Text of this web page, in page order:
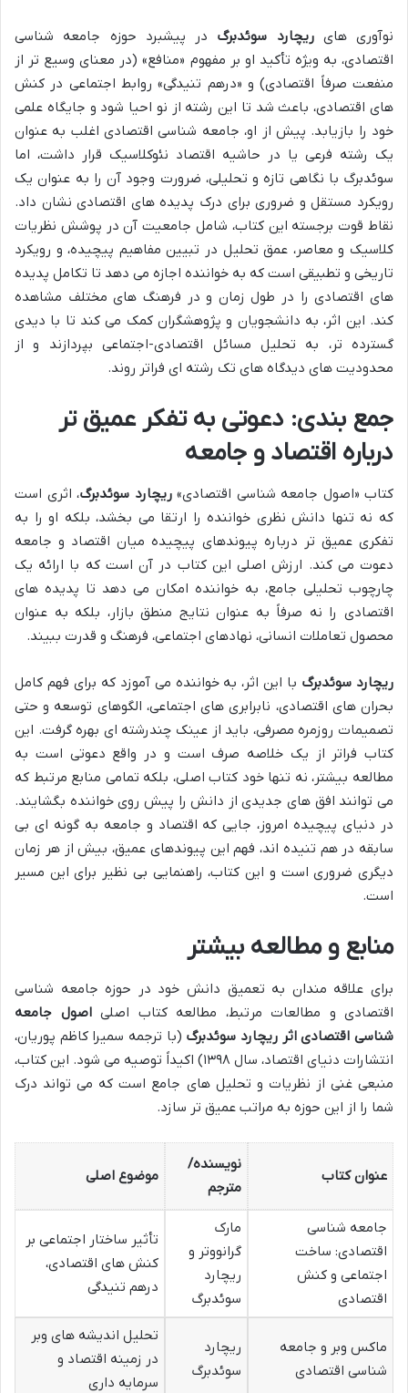
نوآوری هایریچارد سوئدبرگ در پیشبرد حوزه جامعه شناسی
اقتصادی، به ویژه تأکید او بر مفهوم «منافع» (در معنای وسیع تر از
منفعت صرفاً اقتصادی) و «درهم تنیدگی» روابط اجتماعی در کنش
های اقتصادی، باعث شد تا این رشته از نو احیا شود و جایگاه علمی
خود را بازیابد. پیش از او، جامعه شناسی اقتصادی اغلب به عنوان
یک رشته فرعی یا در حاشیه اقتصاد نئوکلاسیک قرار داشت، اما
سوئدبرگ با نگاهی تازه و تحلیلی، ضرورت وجود آن را به عنوان یک
رویکرد مستقل و ضروری برای درک پدیده های اقتصادی نشان داد.
نقاط قوت برجسته این کتاب، شامل جامعیت آن در پوشش نظریات
کلاسیک و معاصر، عمق تحلیل در تبیین مفاهیم پیچیده، و رویکرد
تاریخی و تطبیقی است که به خواننده اجازه می دهد تا تکامل پدیده
های اقتصادی را در طول زمان و در فرهنگ های مختلف مشاهده
کند. این اثر، به دانشجویان و پژوهشگران کمک می کند تا با دیدی
گسترده تر، به تحلیل مسائل اقتصادی-اجتماعی بپردازند و از
محدودیت های دیدگاه های تک رشته ای فراتر روند.
جمع بندی: دعوتی به تفکر عمیق تر
درباره اقتصاد و جامعه
کتاب «اصول جامعه شناسی اقتصادی»ریچارد سوئدبرگ، اثری است
که نه تنها دانش نظری خواننده را ارتقا می بخشد، بلکه او را به
تفکری عمیق تر درباره پیوندهای پیچیده میان اقتصاد و جامعه
دعوت می کند. ارزش اصلی این کتاب در آن است که با ارائه یک
چارچوب تحلیلی جامع، به خواننده امکان می دهد تا پدیده های
اقتصادی را نه صرفاً به عنوان نتایج منطق بازار، بلکه به عنوان
محصول تعاملات انسانی، نهادهای اجتماعی، فرهنگ و قدرت ببیند.
ریچارد سوئدبرگ با این اثر، به خواننده می آموزد که برای فهم کامل
بحران های اقتصادی، نابرابری های اجتماعی، الگوهای توسعه و حتی
تصمیمات روزمره مصرفی، باید از عینک چندرشته ای بهره گرفت. این
کتاب فراتر از یک خلاصه صرف است و در واقع دعوتی است به
مطالعه بیشتر، نه تنها خود کتاب اصلی، بلکه تمامی منابع مرتبط که
می توانند افق های جدیدی از دانش را پیش روی خواننده بگشایند.
در دنیای پیچیده امروز، جایی که اقتصاد و جامعه به گونه ای بی
سابقه در هم تنیده اند، فهم این پیوندهای عمیق، بیش از هر زمان
دیگری ضروری است و این کتاب، راهنمایی بی نظیر برای این مسیر
است.
منابع و مطالعه بیشتر
برای علاقه مندان به تعمیق دانش خود در حوزه جامعه شناسی
اقتصادی و مطالعات مرتبط، مطالعه کتاب اصلیاصول جامعه
شناسی اقتصادی اثر ریچارد سوئدبرگ (با ترجمه سمیرا کاظم پوریان،
انتشارات دنیای اقتصاد، سال ۱۳۹۸) اکیداً توصیه می شود. این کتاب،
منبعی غنی از نظریات و تحلیل های جامع است که می تواند درک
شما را از این حوزه به مراتب عمیق تر سازد.
عنوان کتاب
نویسنده/
مترجم
موضوع اصلی
جامعه شناسی
اقتصادی: ساخت
اجتماعی و کنش
اقتصادی
مارک
گرانووتر و
ریچارد
سوئدبرگ
تأثیر ساختار اجتماعی بر
کنش های اقتصادی،
درهم تنیدگی
ماکس وبر و جامعه
شناسی اقتصادی
ریچارد
سوئدبرگ
تحلیل اندیشه های وبر
در زمینه اقتصاد و
سرمایه داری